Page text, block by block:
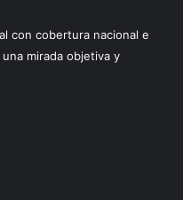
con cobertura nacional e
mirada objetiva y